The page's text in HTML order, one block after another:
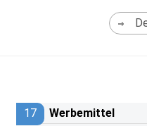
17 Werbemittel